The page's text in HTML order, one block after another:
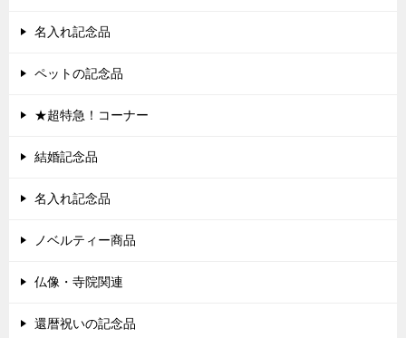
名入れ記念品
ペットの記念品
★超特急！コーナー
結婚記念品
名入れ記念品
ノベルティー商品
仏像・寺院関連
還暦祝いの記念品